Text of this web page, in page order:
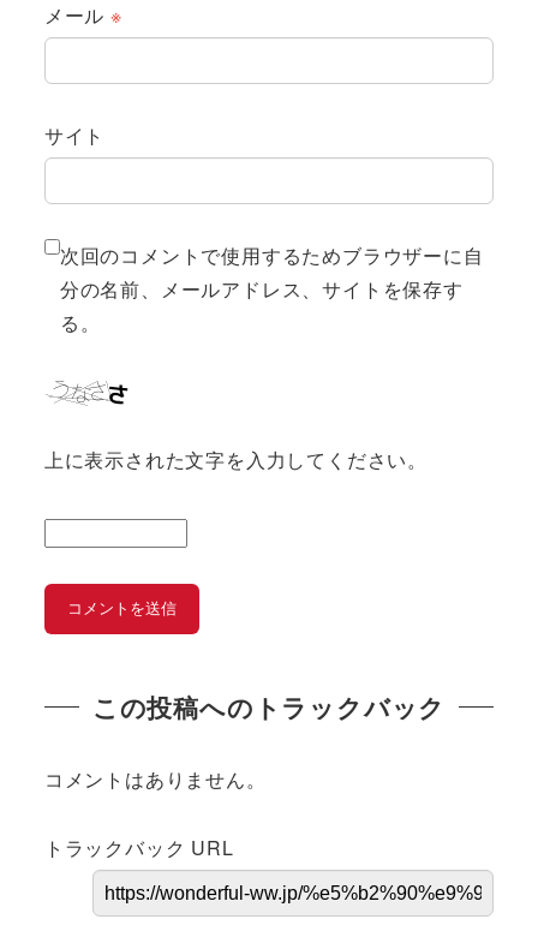
メール ※
サイト
次回のコメントで使用するためブラウザーに自
分の名前、メールアドレス、サイトを保存す
る。
上に表示された文字を入力してください。
この投稿へのトラックバック
コメントはありません。
トラックバック URL